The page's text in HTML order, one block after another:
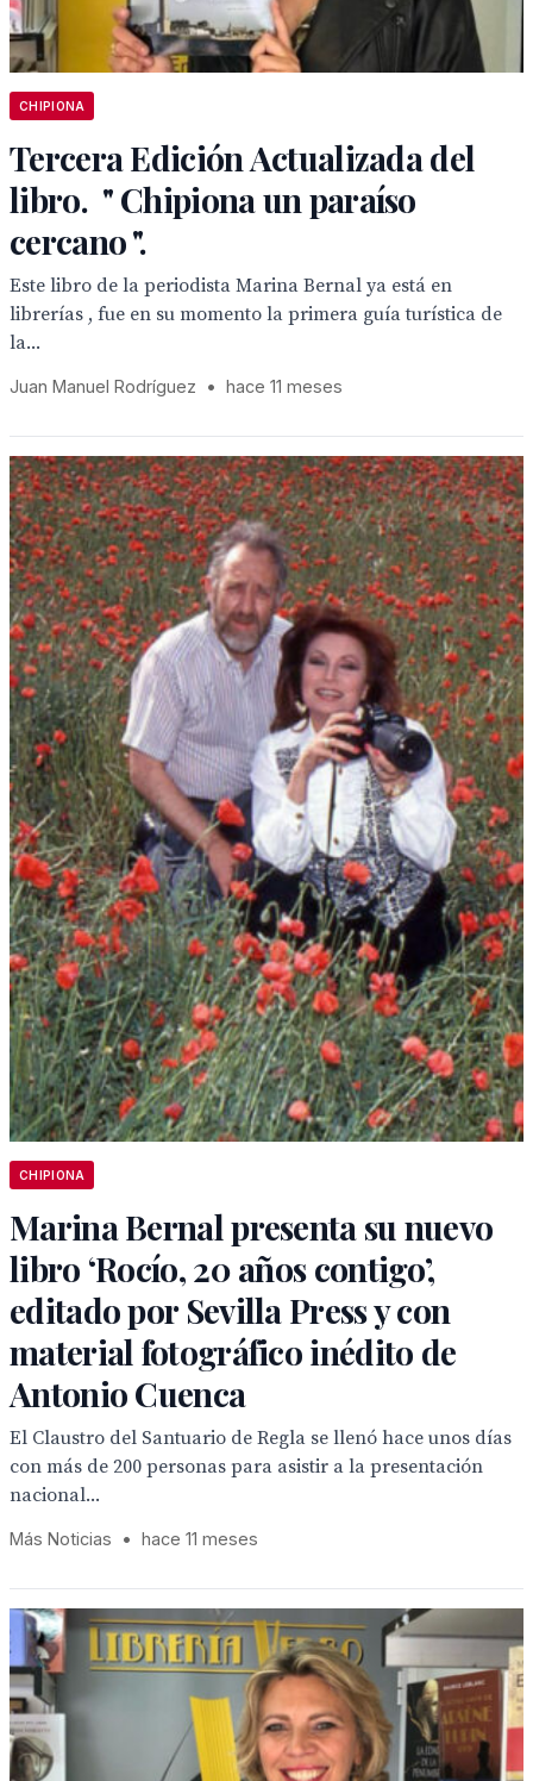
CHIPIONA
Tercera Edición Actualizada del
libro. " Chipiona un paraíso
cercano ".
Este libro de la periodista Marina Bernal ya está en
librerías , fue en su momento la primera guía turística de
la...
Juan Manuel Rodríguez • hace 11 meses
CHIPIONA
Marina Bernal presenta su nuevo
libro ‘Rocío, 20 años contigo’,
editado por Sevilla Press y con
material fotográfico inédito de
Antonio Cuenca
El Claustro del Santuario de Regla se llenó hace unos días
con más de 200 personas para asistir a la presentación
nacional...
Más Noticias • hace 11 meses